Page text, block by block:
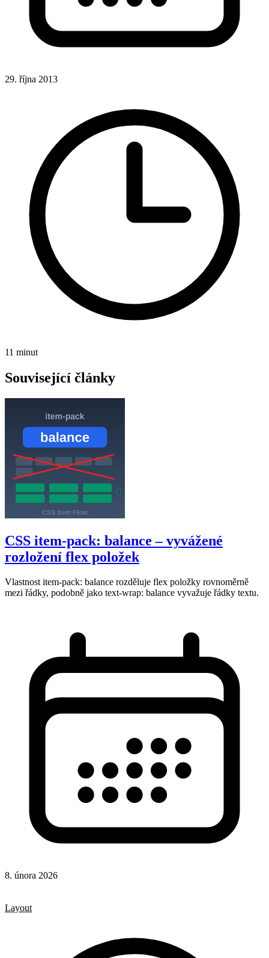
29. října 2013
11 minut
Související články
CSS item-pack: balance – vyvážené
rozložení flex položek
Vlastnost item-pack: balance rozděluje flex položky rovnoměrně
mezi řádky, podobně jako text-wrap: balance vyvažuje řádky textu.
8. února 2026
Layout